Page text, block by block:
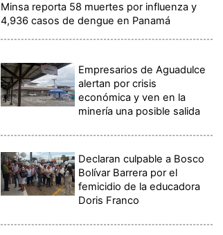
Minsa reporta 58 muertes por influenza y
4,936 casos de dengue en Panamá
Empresarios de Aguadulce
alertan por crisis
económica y ven en la
minería una posible salida
Declaran culpable a Bosco
Bolívar Barrera por el
femicidio de la educadora
Doris Franco